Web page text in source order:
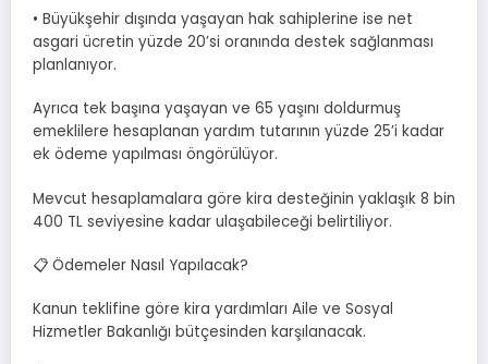
• Büyükşehir dışında yaşayan hak sahiplerine ise net
asgari ücretin yüzde 20’si oranında destek sağlanması
planlanıyor.
Ayrıca tek başına yaşayan ve 65 yaşını doldurmuş
emeklilere hesaplanan yardım tutarının yüzde 25’i kadar
ek ödeme yapılması öngörülüyor.
Mevcut hesaplamalara göre kira desteğinin yaklaşık 8 bin
400 TL seviyesine kadar ulaşabileceği belirtiliyor.
📋 Ödemeler Nasıl Yapılacak?
Kanun teklifine göre kira yardımları Aile ve Sosyal
Hizmetler Bakanlığı bütçesinden karşılanacak.